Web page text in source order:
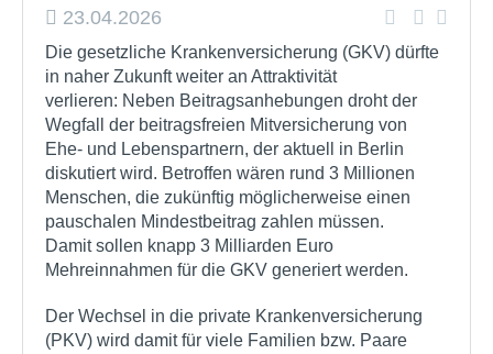
23.04.2026
Die gesetzliche Krankenversicherung (GKV) dürfte
in naher Zukunft weiter an Attraktivität
verlieren: Neben Beitragsanhebungen droht der
Wegfall der beitragsfreien Mitversicherung von
Ehe- und Lebenspartnern, der aktuell in Berlin
diskutiert wird. Betroffen wären rund 3 Millionen
Menschen, die zukünftig möglicherweise einen
pauschalen Mindestbeitrag zahlen müssen.
Damit sollen knapp 3 Milliarden Euro
Mehreinnahmen für die GKV generiert werden.
Der Wechsel in die private Krankenversicherung
(PKV) wird damit für viele Familien bzw. Paare